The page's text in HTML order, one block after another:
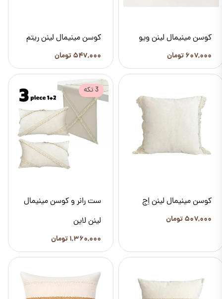
کوسن مینیمال لینن ویو
۶۰۷,۰۰۰ تومان
کوسن مینیمال لینن ریتم
۵۴۷,۰۰۰ تومان
کوسن مینیمال لینن اِج
۵۰۷,۰۰۰ تومان
ست رانر و کوسن مینیمال
لینن لاین
۱,۳۶۰,۰۰۰ تومان
3 تکه